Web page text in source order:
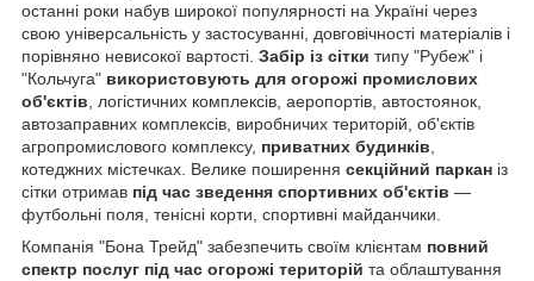
останні роки набув широкої популярності на Україні через
свою універсальність у застосуванні, довговічності матеріалів і
порівняно невисокої вартості. Забір із сітки типу "Рубеж" і
"Кольчуга" використовують для огорожі промислових
об'єктів, логістичних комплексів, аеропортів, автостоянок,
автозаправних комплексів, виробничих територій, об'єктів
агропромислового комплексу, приватних будинків,
котеджних містечках. Велике поширення секційний паркан із
сітки отримав під час зведення спортивних об'єктів —
футбольні поля, тенісні корти, спортивні майданчики.
Компанія "Бона Трейд" забезпечить своїм клієнтам повний
спектр послуг під час огорожі територій та облаштування